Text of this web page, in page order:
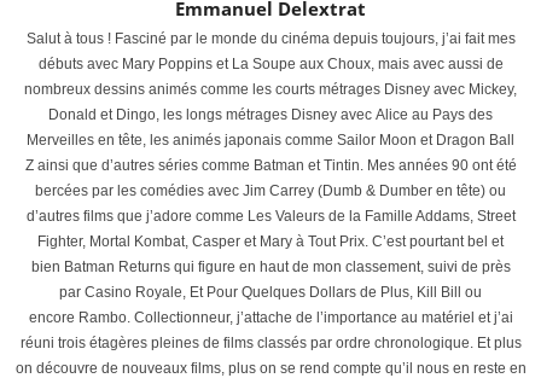
Emmanuel Delextrat
Salut à tous ! Fasciné par le monde du cinéma depuis toujours, j’ai fait mes
débuts avec Mary Poppins et La Soupe aux Choux, mais avec aussi de
nombreux dessins animés comme les courts métrages Disney avec Mickey,
Donald et Dingo, les longs métrages Disney avec Alice au Pays des
Merveilles en tête, les animés japonais comme Sailor Moon et Dragon Ball
Z ainsi que d’autres séries comme Batman et Tintin. Mes années 90 ont été
bercées par les comédies avec Jim Carrey (Dumb & Dumber en tête) ou
d’autres films que j’adore comme Les Valeurs de la Famille Addams, Street
Fighter, Mortal Kombat, Casper et Mary à Tout Prix. C’est pourtant bel et
bien Batman Returns qui figure en haut de mon classement, suivi de près
par Casino Royale, Et Pour Quelques Dollars de Plus, Kill Bill ou
encore Rambo. Collectionneur, j’attache de l’importance au matériel et j’ai
réuni trois étagères pleines de films classés par ordre chronologique. Et plus
on découvre de nouveaux films, plus on se rend compte qu’il nous en reste en